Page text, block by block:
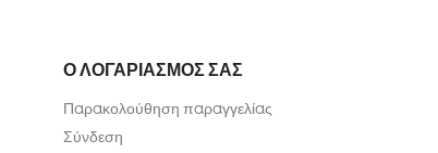
Ο ΛΟΓΑΡΙΑΣΜΌΣ ΣΑΣ
Παρακολούθηση παραγγελίας
Σύνδεση